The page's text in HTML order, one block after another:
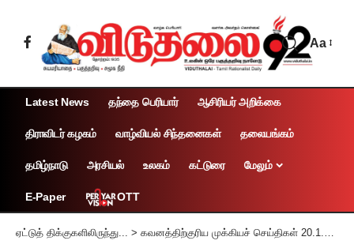
Aa
Latest News தந்தை பெரியார் ஆசிரியர் அறிக்கை
திராவிடர் கழகம் வாழ்வியல் சிந்தனைகள் தலையங்கம்
தமிழ்நாடு அரசியல் உலகம் கட்டுரை மேலும்
E-Paper OTT
ஏட்டுத் திக்குகளிலிருந்து... > கவனத்திற்குரிய முக்கியச் செய்திகள் 20.1.2026